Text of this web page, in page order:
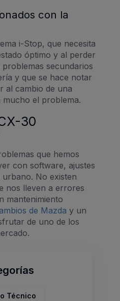
con la
i-Stop, que necesita
óptimo y al perder
secundarios
y que se hace notar
al cambio de una
mucho el problema.
30
que hemos
con software, ajustes
No existen
nos lleven a errores
mantenimiento
de Mazda y un
de uno de los
Técnico